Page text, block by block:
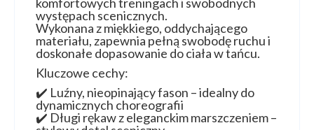
występach scenicznych.
Wykonana z miękkiego, oddychającego
materiału, zapewnia pełną swobodę ruchu i
doskonałe dopasowanie do ciała w tańcu.
Kluczowe cechy:
✔️ Luźny, nieopinający fason – idealny do
dynamicznych choreografii
✔️ Długi rękaw z eleganckim marszczeniem –